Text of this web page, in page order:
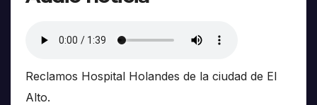
Reclamos Hospital Holandes de la ciudad de El
Alto.